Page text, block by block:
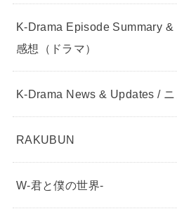
K-Drama Episode Summary &
感想（ドラマ）
K-Drama News & Updates / ニ
RAKUBUN
W-君と僕の世界-